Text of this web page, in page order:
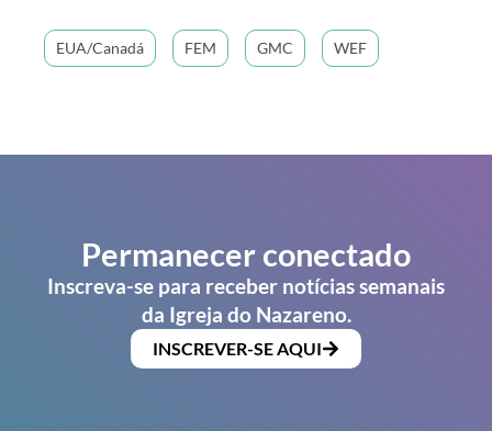
EUA/Canadá FEM GMC WEF
Permanecer conectado
Inscreva-se para receber notícias semanais
da Igreja do Nazareno.
INSCREVER-SE AQUI